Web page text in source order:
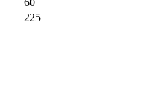
60
225